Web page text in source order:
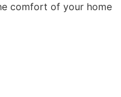
comfort of your home